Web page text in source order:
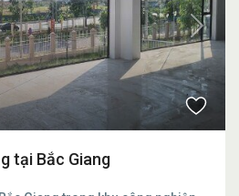
Next
tại Bắc Giang